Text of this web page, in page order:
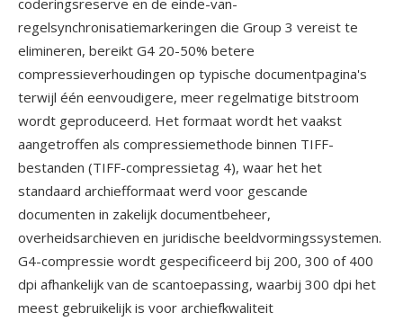
coderingsreserve en de einde-van-
regelsynchronisatiemarkeringen die Group 3 vereist te
elimineren, bereikt G4 20-50% betere
compressieverhoudingen op typische documentpagina's
terwijl één eenvoudigere, meer regelmatige bitstroom
wordt geproduceerd. Het formaat wordt het vaakst
aangetroffen als compressiemethode binnen TIFF-
bestanden (TIFF-compressietag 4), waar het het
standaard archiefformaat werd voor gescande
documenten in zakelijk documentbeheer,
overheidsarchieven en juridische beeldvormingssystemen.
G4-compressie wordt gespecificeerd bij 200, 300 of 400
dpi afhankelijk van de scantoepassing, waarbij 300 dpi het
meest gebruikelijk is voor archiefkwaliteit